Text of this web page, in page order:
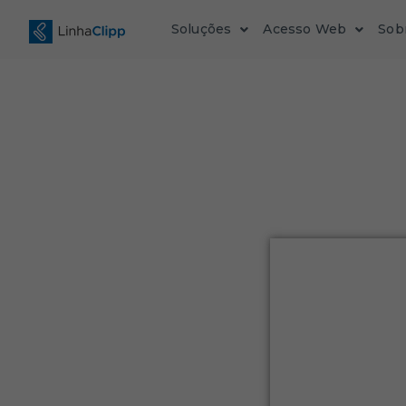
Soluções Acesso Web